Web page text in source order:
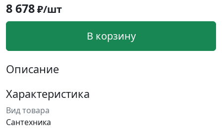
8 678₽/шт
В корзину
Описание
Характеристика
Вид товара
Сантехника